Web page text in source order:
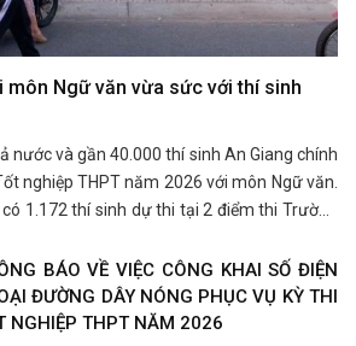
môn Ngữ văn vừa sức với thí sinh
nước và gần 40.000 thí sinh An Giang chính
nghiệp THPT năm 2026 với môn Ngữ văn.
1.172 thí sinh dự thi tại 2 điểm thi Trường
BÁO VỀ VIỆC CÔNG KHAI SỐ ĐIỆN
ĐƯỜNG DÂY NÓNG PHỤC VỤ KỲ THI
NGHIỆP THPT NĂM 2026